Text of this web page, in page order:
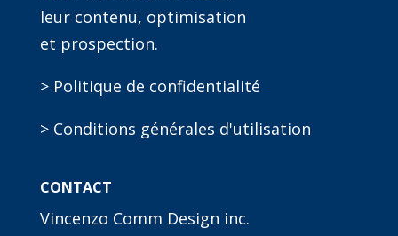
leur contenu, optimisation
et prospection.
> Politique de confidentialité
> Conditions générales d'utilisation
CONTACT
Vincenzo Comm Design inc.